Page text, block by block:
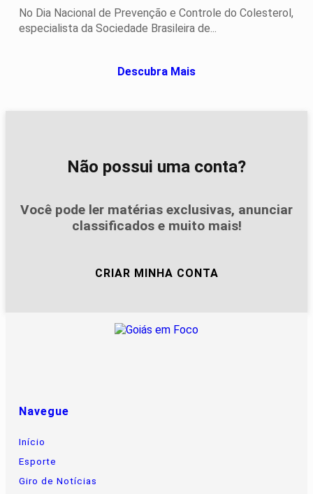
No Dia Nacional de Prevenção e Controle do Colesterol,
especialista da Sociedade Brasileira de...
Descubra Mais
Não possui uma conta?
Você pode ler matérias exclusivas, anunciar
classificados e muito mais!
CRIAR MINHA CONTA
Navegue
Início
Esporte
Giro de Notícias